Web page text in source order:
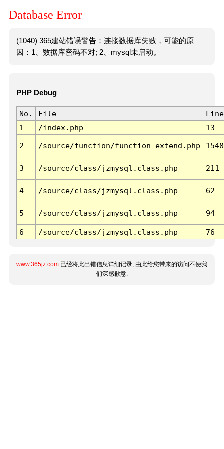
Database Error
(1040) 365建站错误警告：连接数据库失败，可能的原
因：1、数据库密码不对; 2、mysql未启动。
PHP Debug
No. File
Line
1
/index.php 13
2 /source/function/function_extend.php 1548
3 /source/class/jzmysql.class.php 211
4 /source/class/jzmysql.class.php 62
5 /source/class/jzmysql.class.php 94
6 /source/class/jzmysql.class.php 76
www.365jz.com 已经将此出错信息详细记录, 由此给您带来的访问不便我
们深感歉意.